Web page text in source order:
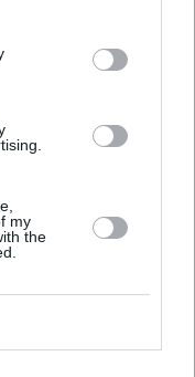
my
the
ein neues Leben zu
eine Entführung,
mit einem Ex-
Dean...